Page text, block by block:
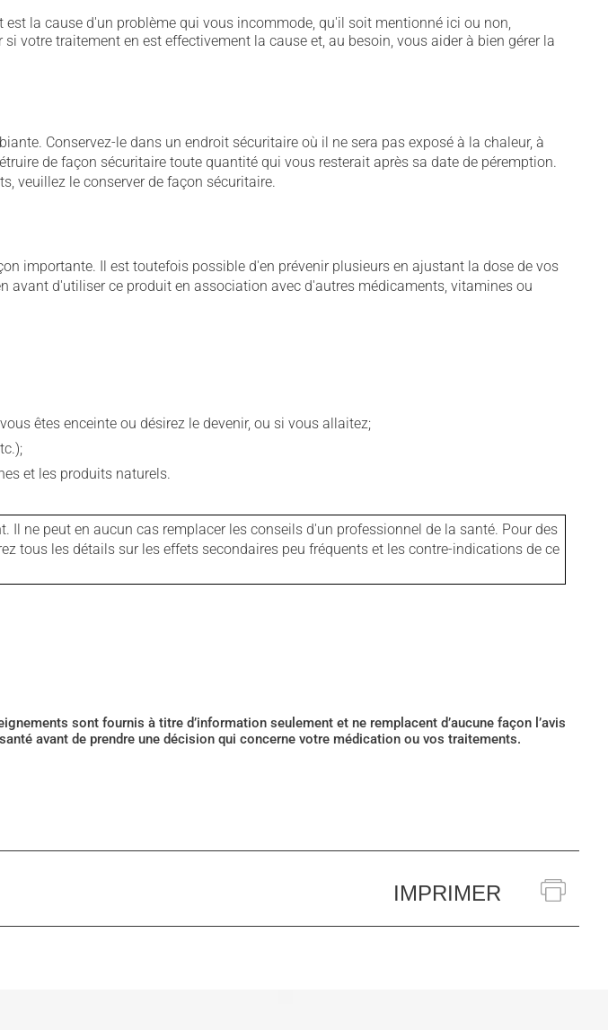
la cause d'un problème qui vous incommode, qu'il soit mentionné ici ou non,
votre traitement en est effectivement la cause et, au besoin, vous aider à bien gérer la
Conservez-le dans un endroit sécuritaire où il ne sera pas exposé à la chaleur, à
de façon sécuritaire toute quantité qui vous resterait après sa date de péremption.
veuillez le conserver de façon sécuritaire.
importante. Il est toutefois possible d'en prévenir plusieurs en ajustant la dose de vos
avant d'utiliser ce produit en association avec d'autres médicaments, vitamines ou
êtes enceinte ou désirez le devenir, ou si vous allaitez;
et les produits naturels.
ne peut en aucun cas remplacer les conseils d'un professionnel de la santé. Pour des
tous les détails sur les effets secondaires peu fréquents et les contre-indications de ce
sont fournis à titre d’information seulement et ne remplacent d’aucune façon l’avis
avant de prendre une décision qui concerne votre médication ou vos traitements.
IMPRIMER